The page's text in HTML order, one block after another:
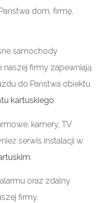
dom, firmę,
samochody
firmy zapewniają
do Państwa obiektu
kartuskiego.
kamery, TV
serwis instalacji w
oraz zdalny
firmy.